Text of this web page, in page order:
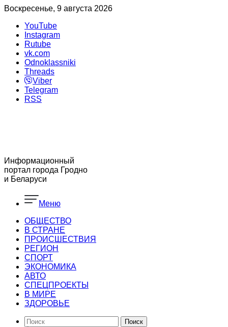
Воскресенье, 9 августа 2026
YouTube
Instagram
Rutube
vk.com
Odnoklassniki
Threads
Viber
Telegram
RSS
Информационный
портал города Гродно
и Беларуси
Меню
ОБЩЕСТВО
В СТРАНЕ
ПРОИСШЕСТВИЯ
РЕГИОН
CПОРТ
ЭКОНОМИКА
АВТО
СПЕЦПРОЕКТЫ
В МИРЕ
ЗДОРОВЬЕ
Поиск